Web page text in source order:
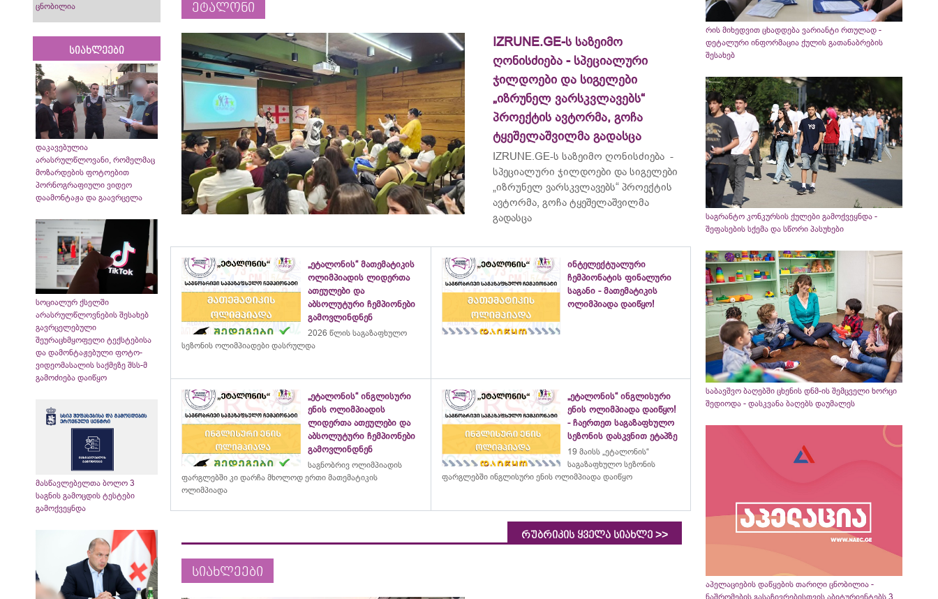
ცნობილია
სიახლეები
დაკავებულია
არასრულწლოვანი, რომელმაც
მოზარდების ფოტოებით
პორნოგრაფიული ვიდეო
დაამონტაჟა და გაავრცელა
სოციალურ ქსელში
არასრულწლოვნების შესახებ
გავრცელებული
შეურაცხმყოფელი ტექსტებისა
და დამონტაჟებული ფოტო-
ვიდეომასალის საქმეზე შსს-მ
გამოძიება დაიწყო
მასწავლებელთა ბოლო 3
საგნის გამოცდის ტესტები
გამოქვეყნდა
ეტალონი
IZRUNE.GE-ს საზეიმო
ღონისძიება - სპეციალური
ჯილდოები და სიგელები
„იზრუნელ ვარსკვლავებს“
პროექტის ავტორმა, გოჩა
ტყეშელაშვილმა გადასცა
IZRUNE.GE-ს საზეიმო ღონისძიება -
სპეციალური ჯილდოები და სიგელები
„იზრუნელ ვარსკვლავებს“ პროექტის
ავტორმა, გოჩა ტყეშელაშვილმა
გადასცა
„ეტალონის“ მათემატიკის
ოლიმპიადის ლიდერთა
ათეულები და
აბსოლუტური ჩემპიონები
გამოვლინდნენ
2026 წლის საგაზაფხულო
სეზონის ოლიმპიადები დასრულდა
ინტელექტუალური
ჩემპიონატის ფინალური
საგანი - მათემატიკის
ოლიმპიადა დაიწყო!
„ეტალონის“ ინგლისური
ენის ოლიმპიადის
ლიდერთა ათეულები და
აბსოლუტური ჩემპიონები
გამოვლინდნენ
საგნობრივ ოლიმპიადის
ფარგლებში კი დარჩა მხოლოდ ერთი მათემატიკის
ოლიმპიადა
„ეტალონის“ ინგლისური
ენის ოლიმპიადა დაიწყო!
- ჩაერთეთ საგაზაფხულო
სეზონის დასკვნით ეტაპზე
19 მაისს „ეტალონის“
საგაზაფხულო სეზონის
ფარგლებში ინგლისური ენის ოლიმპიადა დაიწყო
რუბრიკის ყველა სიახლე >>
სიახლეები
რის მიხედვით ცხადდება ვარიანტი რთულად -
დეტალური ინფორმაცია ქულის გათანაბრების
შესახებ
საგრანტო კონკურსის ქულები გამოქვეყნდა -
შეფასების სქემა და სწორი პასუხები
საბავშვო ბაღებში ცხენის დნმ-ის შემცველი ხორცი
შედიოდა - დასკვანა ბაღებს დაუმალეს
აპელაციების დაწყების თარიღი ცნობილია -
ნაშრომების გასაჩივრებისთვის აბიტურიენტებს 3